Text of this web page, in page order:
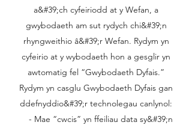
a&#39;ch cyfeiriodd at y Wefan, a
gwybodaeth am sut rydych chi&#39;n
rhyngweithio â&#39;r Wefan. Rydym yn
cyfeirio at y wybodaeth hon a gesglir yn
awtomatig fel “Gwybodaeth Dyfais.”
Rydym yn casglu Gwybodaeth Dyfais gan
ddefnyddio&#39;r technolegau canlynol:
- Mae “cwcis” yn ffeiliau data sy&#39;n